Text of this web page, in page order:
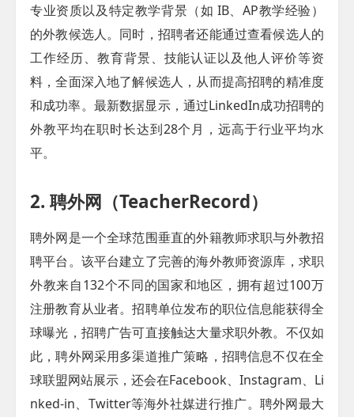
专业资质以及特定教学背景（如 IB、AP教学经验）
的外教候选人。同时，招聘者还能通过查看候选人的
工作经历、教育背景、技能认证以及他人评价等资
料，全面深入地了解候选人，从而提高招聘的精准度
和成功率。最新数据显示，通过LinkedIn成功招聘的
外教平均在职时长达到28个月，远高于行业平均水
平。​
2. 聘外网（TeacherRecord）​
聘外网是一个全球范围垂直的外籍教师求职与外教招
聘平台。该平台建立了完善的海外教师资源库，求职
外教来自132个不同的国家和地区，拥有超过100万
注册教育从业者。招聘单位发布的职位信息能获得全
球曝光，招聘广告可直接触达大量求职外教。不仅如
此，聘外网采用多渠道推广策略，招聘信息不仅在全
球联盟网站展示，还会在Facebook、Instagram、Li
nked-in、Twitter等海外社媒进行推广。聘外网最大